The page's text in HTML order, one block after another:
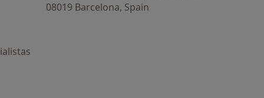
08019 Barcelona, Spain